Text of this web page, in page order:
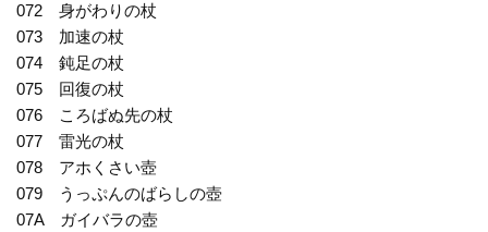
072 身がわりの杖
073 加速の杖
074 鈍足の杖
075 回復の杖
076 ころばぬ先の杖
077 雷光の杖
078 アホくさい壺
079 うっぷんのばらしの壺
07A ガイバラの壺